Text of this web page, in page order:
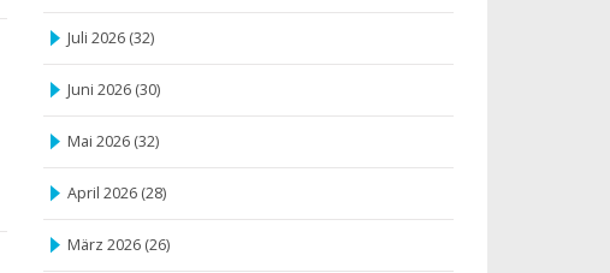
Juli 2026 (32)
Juni 2026 (30)
Mai 2026 (32)
April 2026 (28)
März 2026 (26)